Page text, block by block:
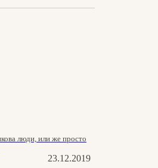
люди, или же просто
23.12.2019